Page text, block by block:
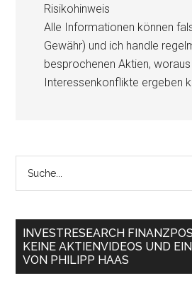
Risikohinweis
Alle Informationen können
Gewähr) und ich handle
besprochenen Aktien,
Interessenkonflikte ergeben
INVESTRESEARCH
KEINE AKTIENVIDEOS UND
VON PHILIPP HAAS